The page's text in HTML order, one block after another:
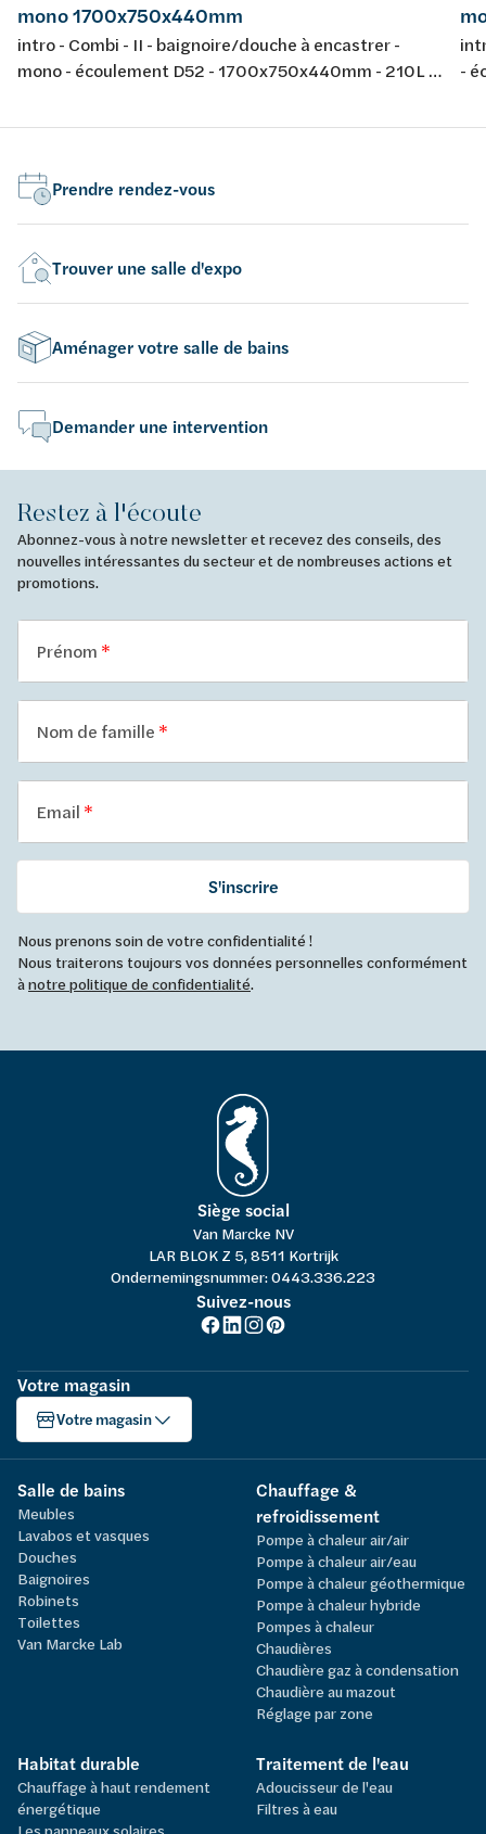
mono 1700x750x440mm
intro - Combi - II - baignoire/douche à encastrer -
mono - écoulement D52 - 1700x750x440mm - 210L -
conforme aux normes européennes EN 198 , EN 232 &
-
Prendre rendez-vous
Trouver une salle d'expo
Aménager votre salle de bains
Demander une intervention
Restez à l'écoute
Abonnez-vous à notre newsletter et recevez des conseils, des
nouvelles intéressantes du secteur et de nombreuses actions et
promotions.
Prénom
Nom de famille
Email
S'inscrire
Nous prenons soin de votre confidentialité !
Nous traiterons toujours vos données personnelles conformément
ànotre politique de confidentialité.
Siège social
Van Marcke NV
LAR BLOK Z 5, 8511 Kortrijk
Ondernemingsnummer: 0443.336.223
Suivez-nous
Votre magasin
Votre magasin
Salle de bains
Meubles
Lavabos et vasques
Douches
Baignoires
Robinets
Toilettes
Van Marcke Lab
Chauffage &
refroidissement
Pompe à chaleur air/air
Pompe à chaleur air/eau
Pompe à chaleur géothermique
Pompe à chaleur hybride
Pompes à chaleur
Chaudières
Chaudière gaz à condensation
Chaudière au mazout
Réglage par zone
Habitat durable
Chauffage à haut rendement
énergétique
Traitement de l'eau
Adoucisseur de l'eau
Filtres à eau